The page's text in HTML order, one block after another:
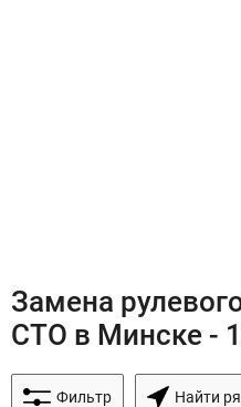
Замена
СТО в Минске -
Фильтр Найти